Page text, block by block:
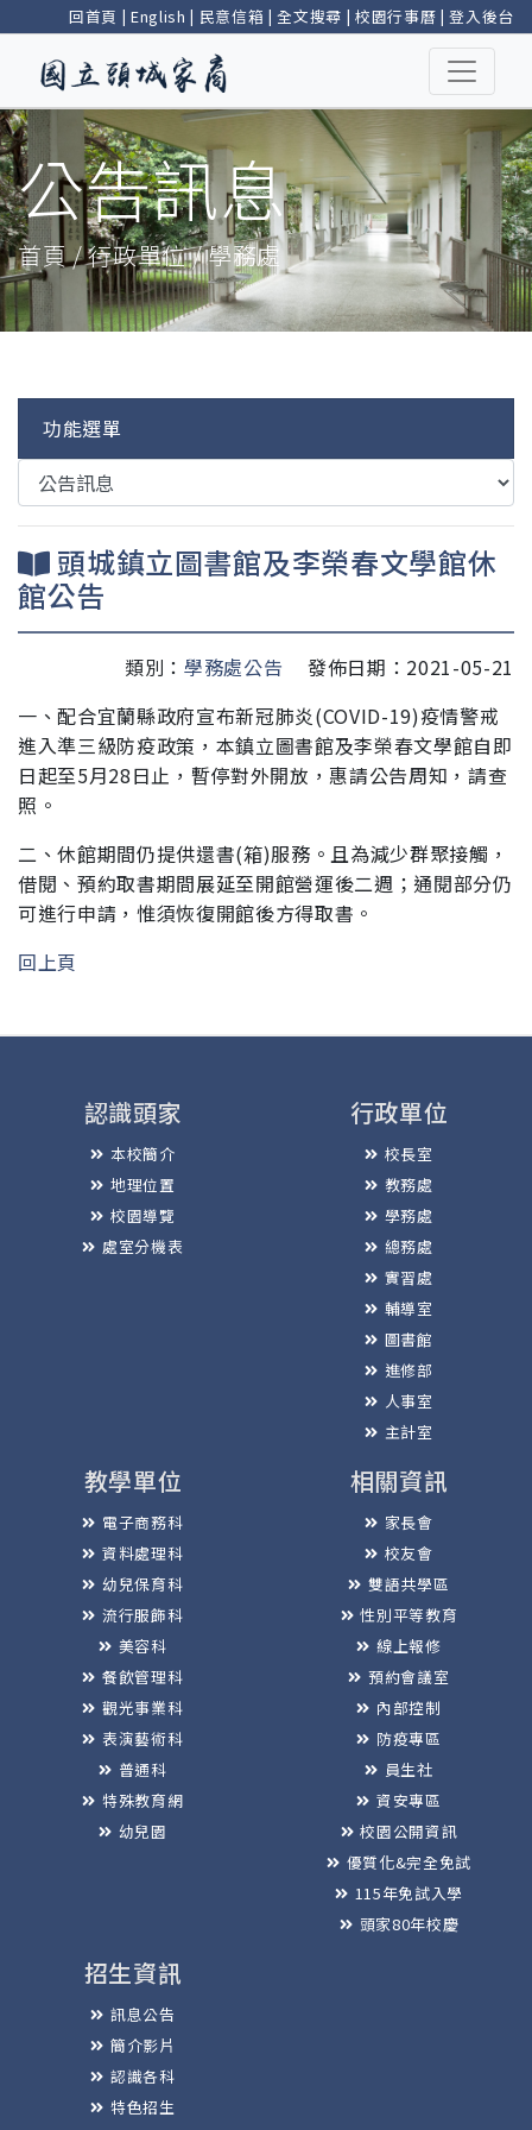
回首頁 | English | 民意信箱 |全文搜尋 | 校園行事曆 |登入後台
公告訊息
首頁 / 行政單位 / 學務處
功能選單
頭城鎮立圖書館及李榮春文學館休
館公告
類別： 學務處公告
發佈日期：2021-05-21
一、配合宜蘭縣政府宣布新冠肺炎(COVID-19)疫情警戒
進入準三級防疫政策，本鎮立圖書館及李榮春文學館自即
日起至5月28日止，暫停對外開放，惠請公告周知，請查
照。
二、休館期間仍提供還書(箱)服務。且為減少群聚接觸，
借閱、 預約取書期間展延至開館營運後二週；通閱部分仍
可進行申請， 惟須恢復開館後方得取書。
回上頁
認識頭家
本校簡介
地理位置
校園導覽
處室分機表
行政單位
校長室
教務處
學務處
總務處
實習處
輔導室
圖書館
進修部
人事室
主計室
教學單位
電子商務科
資料處理科
幼兒保育科
流行服飾科
美容科
餐飲管理科
觀光事業科
表演藝術科
普通科
特殊教育網
幼兒園
相關資訊
家長會
校友會
雙語共學區
性別平等教育
線上報修
預約會議室
內部控制
防疫專區
員生社
資安專區
校園公開資訊
優質化&完全免試
115年免試入學
頭家80年校慶
招生資訊
訊息公告
簡介影片
認識各科
特色招生